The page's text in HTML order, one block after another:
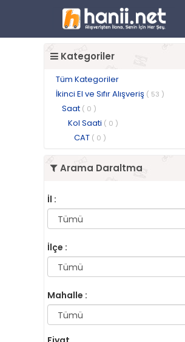
Kategoriler
Tüm Kategoriler
İkinci El ve Sıfır Alışveriş ( 53 )
Saat ( 0 )
Kol Saati ( 0 )
CAT ( 0 )
Arama Daraltma
İl :
İlçe :
Mahalle :